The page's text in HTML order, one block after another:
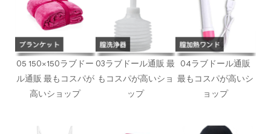
05 150×150ラブドー
ル通販 最もコスパが
高いショップ
03ラブドール通販 最
もコスパが高いショ
ップ
04ラブドール通販
最もコスパが高いシ
ョップ